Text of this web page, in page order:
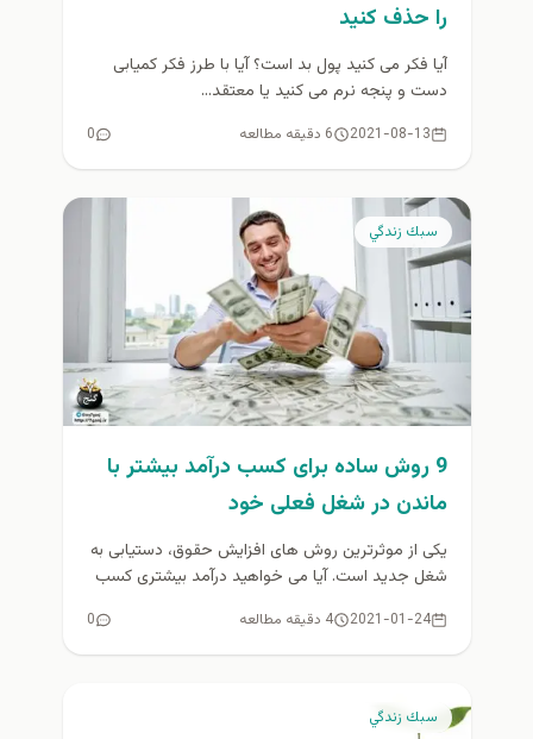
را حذف کنید
آیا فکر می کنید پول بد است؟ آیا با طرز فکر کمیابی
دست و پنجه نرم می کنید یا معتقد...
2021-08-13 6 دقیقه مطالعه 0
سبك زندگي
9 روش ساده برای کسب درآمد بیشتر با
ماندن در شغل فعلی خود
یکی از موثرترین روش های افزایش حقوق، دستیابی به
شغل جدید است. آیا می خواهید درآمد بیشتری کسب
2021-01-24 4 دقیقه مطالعه 0
سبك زندگي